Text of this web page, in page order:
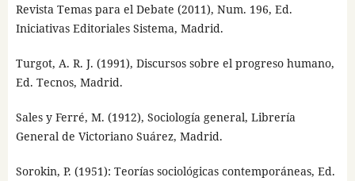
Revista Temas para el Debate (2011), Num. 196, Ed.
Iniciativas Editoriales Sistema, Madrid.
Turgot, A. R. J. (1991), Discursos sobre el progreso humano,
Ed. Tecnos, Madrid.
Sales y Ferré, M. (1912), Sociología general, Librería
General de Victoriano Suárez, Madrid.
Sorokin, P. (1951): Teorías sociológicas contemporáneas, Ed.